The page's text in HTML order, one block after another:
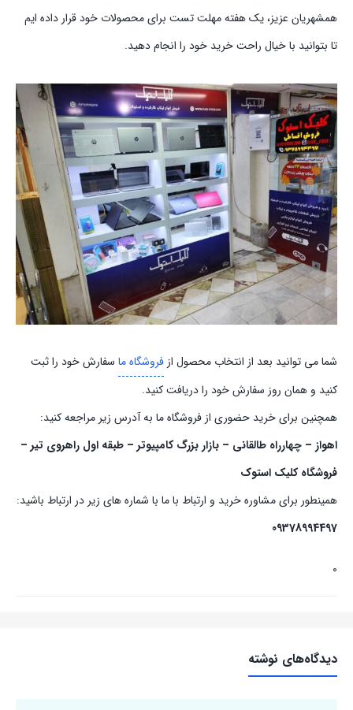
همشهریان عزیز، یک هفته مهلت تست برای محصولات خود قرار داده ایم
تا بتوانید با خیال راحت خرید خود را انجام دهید.
شما می توانید بعد از انتخاب محصول از فروشگاه ما سفارش خود را ثبت
کنید و همان روز سفارش خود را دریافت کنید.
همچنین برای خرید حضوری از فروشگاه ما به آدرس زیر مراجعه کنید:
اهواز – چهارراه طالقانی – بازار بزرگ کامپیوتر – طبقه اول راهروی تیر –
فروشگاه کلیک استوک
همینطور برای مشاوره خرید و ارتباط با ما با شماره های زیر در ارتباط باشید:
09378994497
0
دیدگاه‌های نوشته